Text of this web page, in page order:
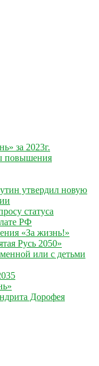
за 2023г.
повышения
утвердил новую
статуса
РФ
«За жизнь!»
Русь 2050»
или с детьми
Дорофея